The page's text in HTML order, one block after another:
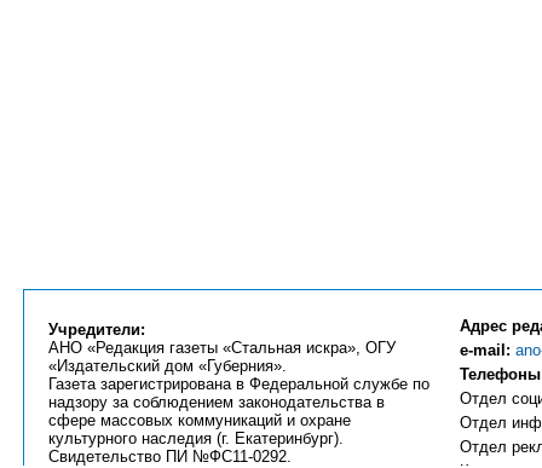
Учредители:
АНО «Редакция газеты «Стальная искра», ОГУ
«Издательский дом «Губерния».
Газета зарегистрирована в Федеральной службе по
надзору за соблюдением законодательства в
сфере массовых коммуникаций и охране
культурного наследия (г. Екатеринбург).
Свидетельство ПИ №ФС11-0292.
Адрес
e-mail:
Отдел
Отдел
Отдел